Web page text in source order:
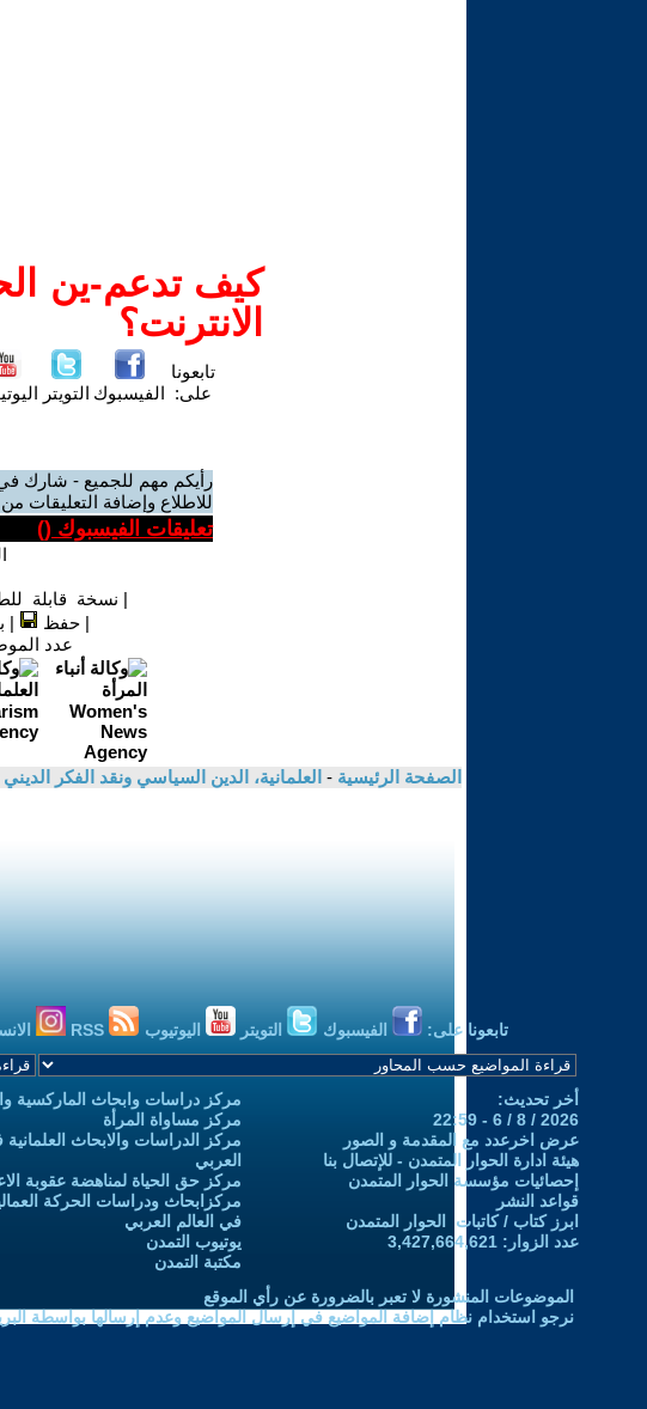
كيف تدعم-ين
الانترنت؟
تابعونا
على: الفيسبوك التويتر
رأيكم مهم للجميع - شارك
للاطلاع وإضافة التعليقات
تعليقات الفيسبوك ()
| نسخة قابلة
|حفظ |
عدد
الصفحة الرئيسية - العلمانية، الدين السياسي ونقد الفكر الديني
تابعونا على: الفيسبوك التويتر اليوتيوب
أخر تحديث:
2026 / 8 / 6 - 22:59
عرض اخرعدد مع المقدمة و الصور
هيئة ادارة الحوار المتمدن - للإتصال بنا
إحصائيات مؤسسة الحوار المتمدن
قواعد النشر
ابرز كتاب / كاتبات الحوار المتمدن
عدد الزوار: 3,427,664,621
مركز دراسات وابحاث الماركسية
مركز مساواة المرأة
مركز الدراسات والابحاث العلمانية
العربي
مركز حق الحياة لمناهضة عقوبة
مركزابحاث ودراسات الحركة
في العالم العربي
يوتيوب التمدن
مكتبة التمدن
الموضوعات المنشورة لا تعبر بالضرورة عن رأي الموقع
نرجو استخدام نظام إضافة المواضيع في إرسال المواضيع وعدم إرسالها بواسطة